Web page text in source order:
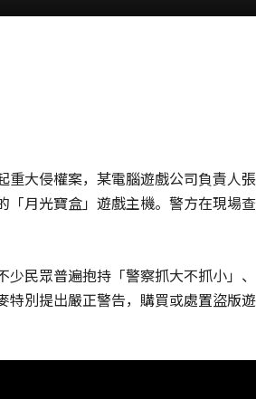
財
局
│
美
利
重大侵權案，某電腦遊戲公司負責人
「月光寶盒」遊戲主機。警方在現場
少民眾普遍抱持「警察抓大不抓小」
特別提出嚴正警告，購買或處置盜版